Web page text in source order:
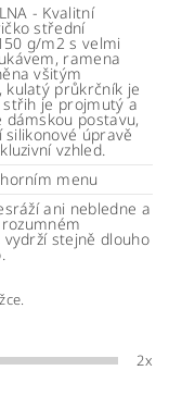
- Kvalitní
střední
g/m2 s velmi
ramena
všitým
kulatý průkrčník je
střih je projmutý a
dámskou postavu,
silikonové úpravě
vzhled.
menu
ani nebledne a
vydrží stejně dlouho
2x